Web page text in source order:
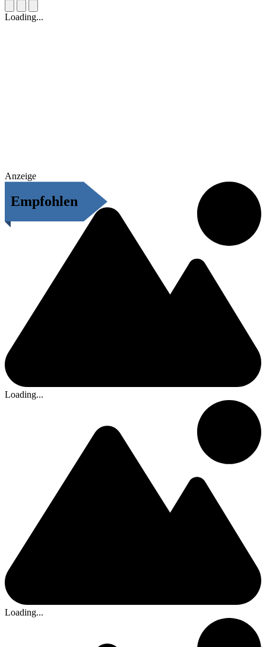
Loading...
Anzeige
Empfohlen
Loading...
Loading...